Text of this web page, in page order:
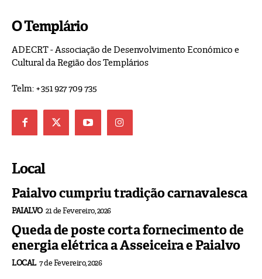
O Templário
ADECRT - Associação de Desenvolvimento Económico e
Cultural da Região dos Templários
Telm: +351 927 709 735
Local
Paialvo cumpriu tradição carnavalesca
PAIALVO 21 de Fevereiro, 2026
Queda de poste corta fornecimento de
energia elétrica a Asseiceira e Paialvo
LOCAL 7 de Fevereiro, 2026